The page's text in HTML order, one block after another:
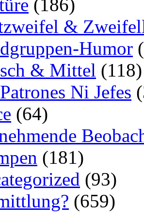
(186)
&
Humor
& Mittel (118)
Ni Jefes
(64)
(181)
(93)
(659)